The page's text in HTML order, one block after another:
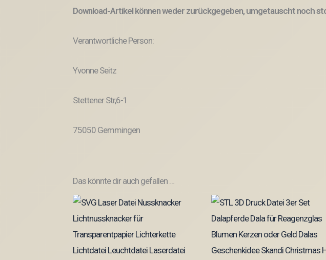
Download-Artikel können weder zurückgegeben, umgetauscht noch
Verantwortliche Person:
Yvonne Seitz
Stettener Str,6-1
75050 Gemmingen
Das könnte dir auch gefallen …